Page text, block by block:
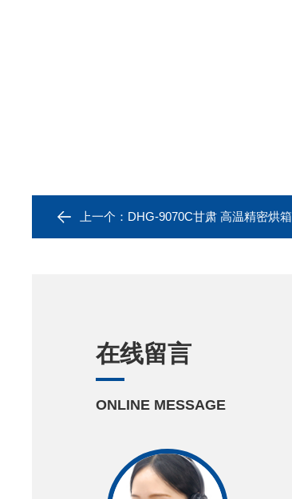
上一个： DHG-9070C甘肃 高温精密烘箱
在线留言
ONLINE MESSAGE